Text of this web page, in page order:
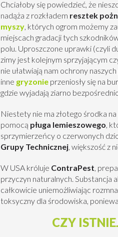
Chciałoby się powiedzieć, że
nadąża z rozkładem resztek
myszy, których ogrom możemy
miejscach gradacji tych
polu. Uproszczone uprawki (czyli
zimy jest kolejnym sprzyjającym
nie ułatwiają nam ochrony
inne gryzonie przeniosły się na
gdzie wyjadają ziarno
Niestety nie ma złotego środka
pomocą pługa lemieszowego ,
sprzymierzeńcy o czerwonych
Grupy Technicznej, większość z
W USA króluje ContraPest ,
przyczyn naturalnych. Substancja
całkowicie uniemożliwiając
toksyczny dla środowiska,
CZY